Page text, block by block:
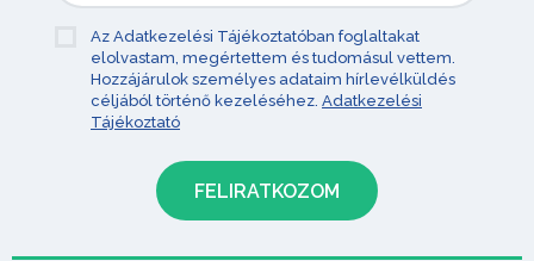
Az Adatkezelési Tájékoztatóban foglaltakat
elolvastam, megértettem és tudomásul vettem.
Hozzájárulok személyes adataim hírlevélküldés
céljából történő kezeléséhez. Adatkezelési
Tájékoztató